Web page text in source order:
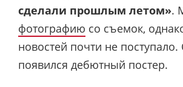
сделали прошлым летом».
фотографию со съемок,
новостей почти не
появился дебютный постер.